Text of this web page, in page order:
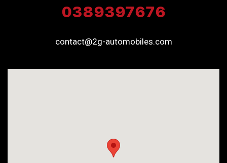
0389397676
contact@2g-automobiles.com